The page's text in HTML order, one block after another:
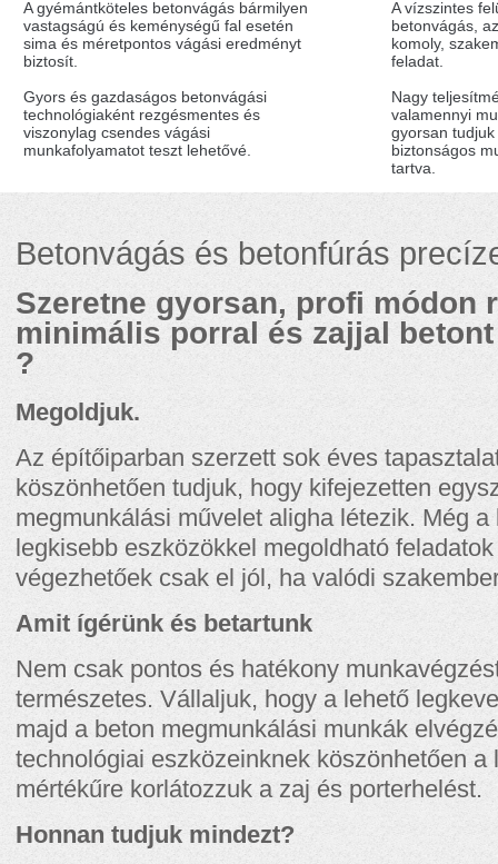
A gyémántköteles betonvágás bármilyen
vastagságú és keménységű fal esetén
sima és méretpontos vágási eredményt
biztosít.
Gyors és gazdaságos betonvágási
technológiaként rezgésmentes és
viszonylag csendes vágási
munkafolyamatot teszt lehetővé.
A vízszintes
betonvágás,
komoly,
feladat.
Nagy
valamennyi
gyorsan
biztonságos
tartva.
Betonvágás és betonfúrás
Szeretne gyorsan, profi módon
minimális porral és zajjal
?
Megoldjuk.
Az építőiparban szerzett sok éves
köszönhetően tudjuk, hogy kifejezetten
megmunkálási művelet aligha létezik. Még a
legkisebb eszközökkel megoldható
végezhetőek csak el jól, ha valódi
Amit ígérünk és betartunk
Nem csak pontos és hatékony
természetes. Vállaljuk, hogy a lehető
majd a beton megmunkálási munkák
technológiai eszközeinknek köszönhetően a
mértékűre korlátozzuk a zaj és porterhelést.
Honnan tudjuk mindezt?